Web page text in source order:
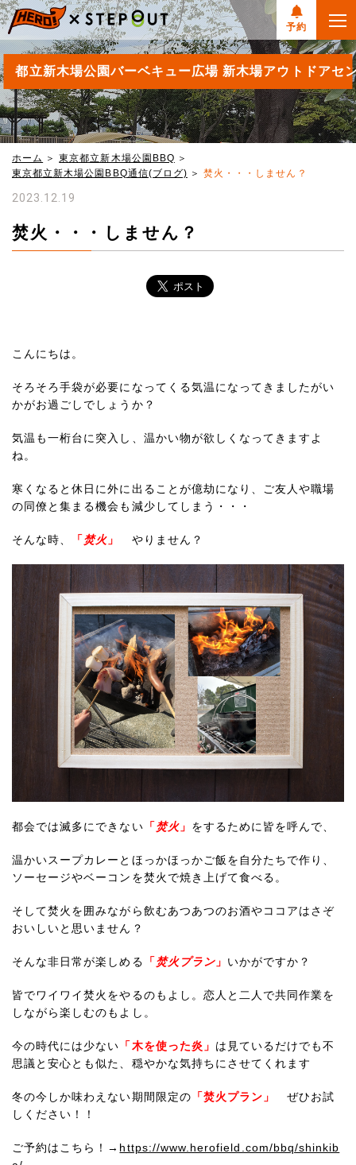
予約
都立新木場公園バーベキュー広場 新木場アウトドアセ
ホーム
東京都立新木場公園BBQ
東京都立新木場公園BBQ通信(ブログ)
焚火・・・しません？
2023.12.19
焚火・・・しません？
こんにちは。
そろそろ手袋が必要になってくる気温になってきましたがい
かがお過ごしでしょうか？
気温も一桁台に突入し、温かい物が欲しくなってきますよ
ね。
寒くなると休日に外に出ることが億劫になり、ご友人や職場
の同僚と集まる機会も減少してしまう・・・
そんな時、 「焚火 」 やりません？
都会では滅多にできない 「焚火」 をするために皆を呼んで、
温かいスープカレーとほっかほっかご飯を自分たちで作り、
ソーセージやベーコンを焚火で焼き上げて食べる。
そして焚火を囲みながら飲むあつあつのお酒やココアはさぞ
おいしいと思いません？
そんな非日常が楽しめる 「焚火プラン」 いかがですか？
皆でワイワイ焚火をやるのもよし。恋人と二人で共同作業を
しながら楽しむのもよし。
今の時代には少ない 「木を使った炎」 は見ているだけでも不
思議と安心とも似た、穏やかな気持ちにさせてくれます
冬の今しか味わえない期間限定の 「焚火プラン」
ぜひお試
しください！！
ご予約はこちら！→ https://www.herofield.com/bbq/shinkib